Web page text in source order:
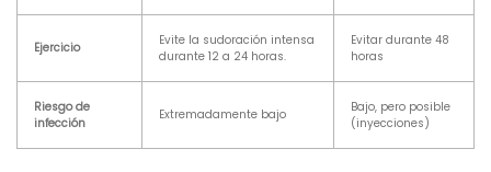
Ejercicio
Evite la sudoración intensa
durante 12 a 24 horas.
Evitar durante 48
horas
Riesgo de
infección
Extremadamente bajo
Bajo, pero posible
(inyecciones)